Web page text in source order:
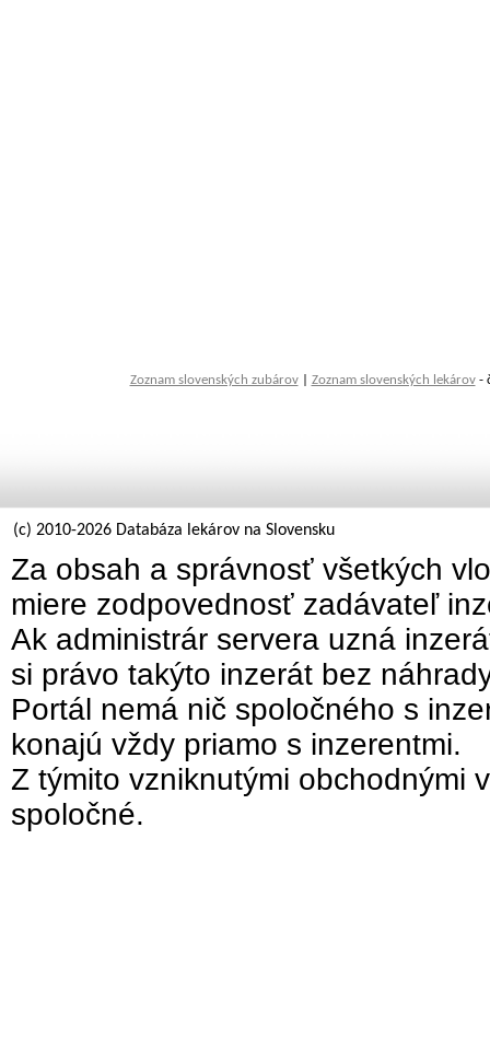
Zoznam slovenských zubárov| Zoznam slovenských lekárov-
(c) 2010-2026 Databáza lekárov na Slovensku
Za obsah a správnosť všetkých
miere zodpovednosť zadávateľ
Ak administrár servera uzná
si právo takýto inzerát bez
Portál nemá nič spoločného s
konajú vždy priamo s inzerentmi.
Z týmito vzniknutými obchodnými
spoločné.